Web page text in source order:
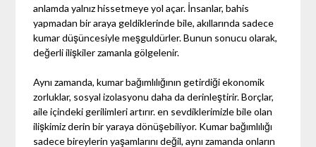
anlamda yalnız hissetmeye yol açar. İnsanlar, bahis
yapmadan bir araya geldiklerinde bile, akıllarında sadece
kumar düşüncesiyle meşguldürler. Bunun sonucu olarak,
değerli ilişkiler zamanla gölgelenir.
Aynı zamanda, kumar bağımlılığının getirdiği ekonomik
zorluklar, sosyal izolasyonu daha da derinleştirir. Borçlar,
aile içindeki gerilimleri artırır. en sevdiklerimizle bile olan
ilişkimiz derin bir yaraya dönüşebiliyor. Kumar bağımlılığı
sadece bireylerin yaşamlarını değil, aynı zamanda onların